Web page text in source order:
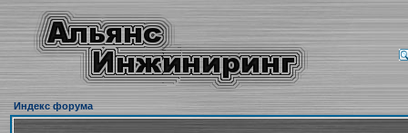
Индекс форума